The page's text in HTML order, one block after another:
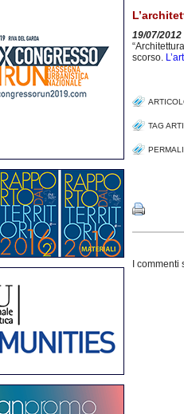
19/07/2012
scorso.
TAG
I